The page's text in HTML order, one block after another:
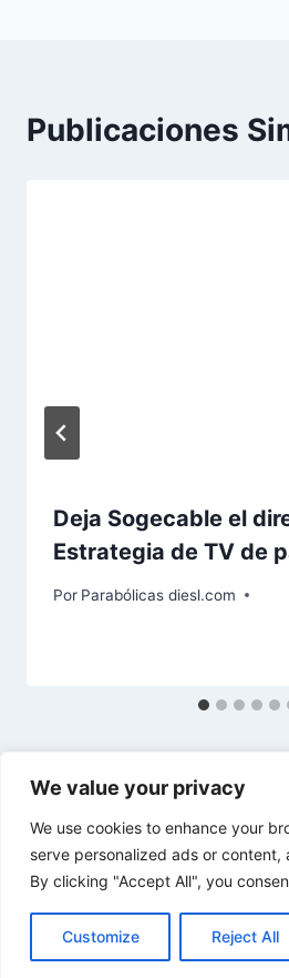
We value your privacy
We use cookies to enhance your
serve personalized ads or
By clicking "Accept All", you
Customize Reject All
Publicaciones
Deja Sogecable el
Estrategia de TV de
Por Parabólicas diesl.com
© 2026 diesl.com - Tema
Kadence